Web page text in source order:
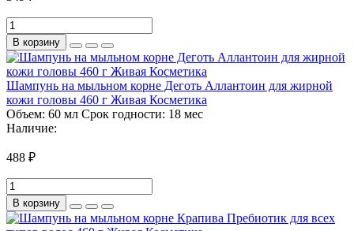
В корзину
Шампунь на мыльном корне Деготь Аллантоин для жирной
кожи головы 460 г Живая Косметика
Объем: 60 мл Срок годности: 18 мес
Наличие:
488 ₽
В корзину